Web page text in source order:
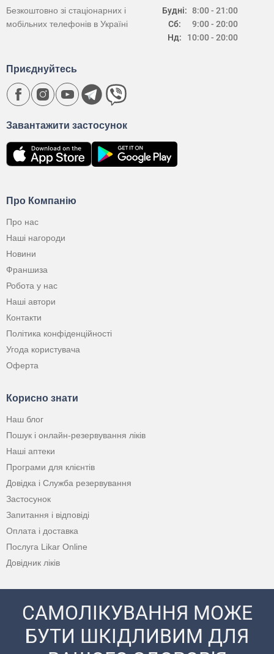
Будні:
Сб:
Нд:
8:00 - 21:00
9:00 - 20:00
10:00 - 20:00
Безкоштовно зі стаціонарних і
мобільних телефонів в Україні
Про Компанію
Про нас
Наші нагороди
Новини
Франшиза
Робота у нас
Наші автори
Контакти
Політика конфіденційності
Угода користувача
Оферта
Корисно знати
Наш блог
Пошук і онлайн-резервування ліків
Наші аптеки
Програми для клієнтів
Довідка і Служба резервування
Застосунок
Запитання і відповіді
Оплата і доставка
Послуга Likar Online
Довідник ліків
Завантажити застосунок
Приєднуйтесь
САМОЛІКУВАННЯ МОЖЕ
БУТИ ШКІДЛИВИМ ДЛЯ